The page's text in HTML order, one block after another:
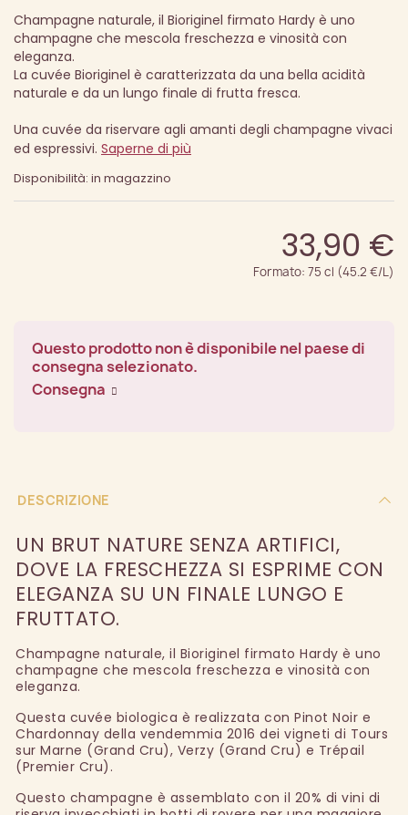
Champagne naturale, il Bioriginel firmato Hardy è uno
champagne che mescola freschezza e vinosità con
eleganza.
La cuvée Bioriginel è caratterizzata da una bella acidità
naturale e da un lungo finale di frutta fresca.
Una cuvée da riservare agli amanti degli champagne vivaci
ed espressivi. Saperne di più
Disponibilità: in magazzino
33,90 €
Formato: 75 cl (45.2 €/L)
Questo prodotto non è disponibile nel paese di
consegna selezionato.
Consegna
DESCRIZIONE
UN BRUT NATURE SENZA ARTIFICI,
DOVE LA FRESCHEZZA SI ESPRIME CON
ELEGANZA SU UN FINALE LUNGO E
FRUTTATO.
Champagne naturale, il Bioriginel firmato Hardy è uno
champagne che mescola freschezza e vinosità con
eleganza.
Questa cuvée biologica è realizzata con Pinot Noir e
Chardonnay della vendemmia 2016 dei vigneti di Tours
sur Marne (Grand Cru), Verzy (Grand Cru) e Trépail
(Premier Cru).
Questo champagne è assemblato con il 20% di vini di